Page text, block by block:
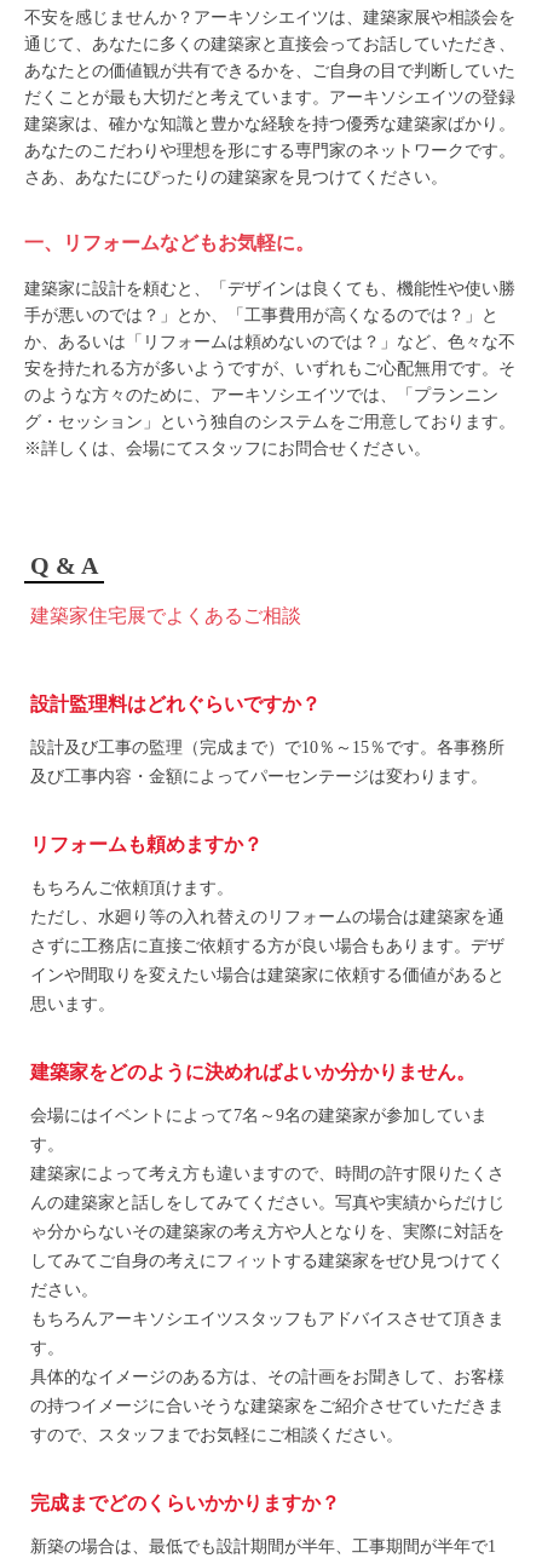
不安を感じませんか？アーキソシエイツは、建築家展や相談会を
通じて、あなたに多くの建築家と直接会ってお話していただき、
あなたとの価値観が共有できるかを、ご自身の目で判断していた
だくことが最も大切だと考えています。アーキソシエイツの登録
建築家は、確かな知識と豊かな経験を持つ優秀な建築家ばかり。
あなたのこだわりや理想を形にする専門家のネットワークです。
さあ、あなたにぴったりの建築家を見つけてください。
一、リフォームなどもお気軽に。
建築家に設計を頼むと、「デザインは良くても、機能性や使い勝
手が悪いのでは？」とか、「工事費用が高くなるのでは？」と
か、あるいは「リフォームは頼めないのでは？」など、色々な不
安を持たれる方が多いようですが、いずれもご心配無用です。そ
のような方々のために、アーキソシエイツでは、「プランニン
グ・セッション」という独自のシステムをご用意しております。
※詳しくは、会場にてスタッフにお問合せください。
Q & A
建築家住宅展でよくあるご相談
設計監理料はどれぐらいですか？
設計及び工事の監理（完成まで）で10％～15％です。各事務所
及び工事内容・金額によってパーセンテージは変わります。
リフォームも頼めますか？
もちろんご依頼頂けます。
ただし、水廻り等の入れ替えのリフォームの場合は建築家を通
さずに工務店に直接ご依頼する方が良い場合もあります。デザ
インや間取りを変えたい場合は建築家に依頼する価値があると
思います。
建築家をどのように決めればよいか分かりません。
会場にはイベントによって7名～9名の建築家が参加していま
す。
建築家によって考え方も違いますので、時間の許す限りたくさ
んの建築家と話しをしてみてください。写真や実績からだけじ
ゃ分からないその建築家の考え方や人となりを、実際に対話を
してみてご自身の考えにフィットする建築家をぜひ見つけてく
ださい。
もちろんアーキソシエイツスタッフもアドバイスさせて頂きま
す。
具体的なイメージのある方は、その計画をお聞きして、お客様
の持つイメージに合いそうな建築家をご紹介させていただきま
すので、スタッフまでお気軽にご相談ください。
完成までどのくらいかかりますか？
新築の場合は、最低でも設計期間が半年、工事期間が半年で1